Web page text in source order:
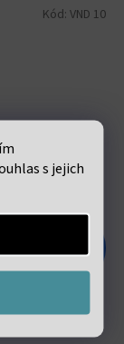
s jejich
–47 %
metrů
Kód: VND 10